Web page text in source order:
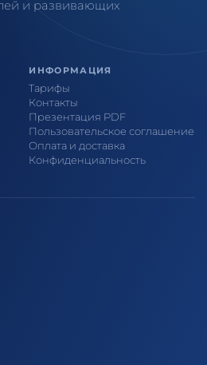
и развивающих
ИНФОРМАЦИЯ
Тарифы
Контакты
Презентация PDF
Пользовательское соглашение
Оплата и доставка
Конфиденциальность